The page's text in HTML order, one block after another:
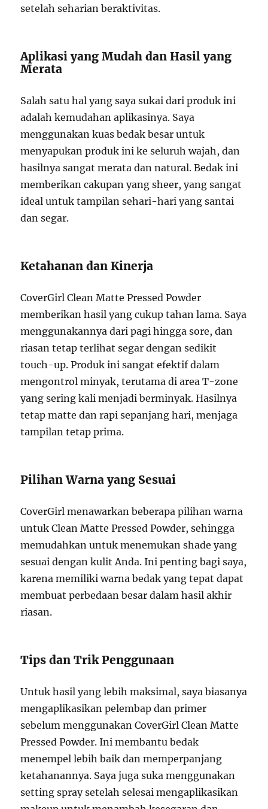
setelah seharian beraktivitas.
Aplikasi yang Mudah dan Hasil yang
Merata
Salah satu hal yang saya sukai dari produk ini
adalah kemudahan aplikasinya. Saya
menggunakan kuas bedak besar untuk
menyapukan produk ini ke seluruh wajah, dan
hasilnya sangat merata dan natural. Bedak ini
memberikan cakupan yang sheer, yang sangat
ideal untuk tampilan sehari-hari yang santai
dan segar.
Ketahanan dan Kinerja
CoverGirl Clean Matte Pressed Powder
memberikan hasil yang cukup tahan lama. Saya
menggunakannya dari pagi hingga sore, dan
riasan tetap terlihat segar dengan sedikit
touch-up. Produk ini sangat efektif dalam
mengontrol minyak, terutama di area T-zone
yang sering kali menjadi berminyak. Hasilnya
tetap matte dan rapi sepanjang hari, menjaga
tampilan tetap prima.
Pilihan Warna yang Sesuai
CoverGirl menawarkan beberapa pilihan warna
untuk Clean Matte Pressed Powder, sehingga
memudahkan untuk menemukan shade yang
sesuai dengan kulit Anda. Ini penting bagi saya,
karena memiliki warna bedak yang tepat dapat
membuat perbedaan besar dalam hasil akhir
riasan.
Tips dan Trik Penggunaan
Untuk hasil yang lebih maksimal, saya biasanya
mengaplikasikan pelembap dan primer
sebelum menggunakan CoverGirl Clean Matte
Pressed Powder. Ini membantu bedak
menempel lebih baik dan memperpanjang
ketahanannya. Saya juga suka menggunakan
setting spray setelah selesai mengaplikasikan